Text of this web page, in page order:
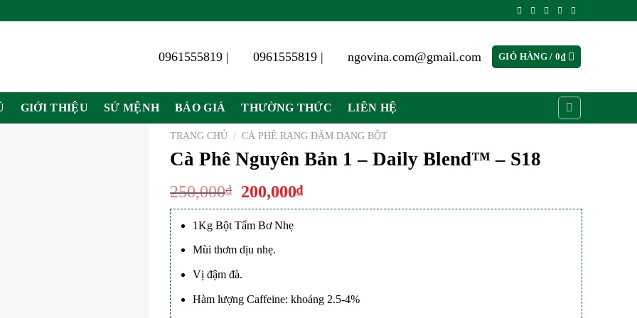
0961555819 | 0961555819 | ngovina.com@gmail.com GIỎ HÀNG /0₫
GIỚI THIỆU SỨ MỆNH BÁO GIÁ THƯỜNG THỨC LIÊN HỆ
TRANG CHỦ / CÀ PHÊ RANG ĐẬM DẠNG BỘT
Cà Phê Nguyên Bản 1 – Daily Blend™ – S18
250,000₫
Giá
gốc
là:
250,000₫.
200,000₫Giá
hiện
1Kg Bột Tẩm Bơ Nhẹ
Mùi thơm dịu nhẹ.
Vị đậm đà.
Hàm lượng Caffeine: khoảng 2.5-4%